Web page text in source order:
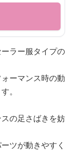
ラー服タイプの
ーマンス時の動
。
の足さばきを妨
ツが動きやすく